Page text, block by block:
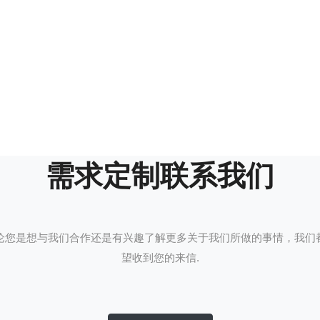
需求定制联系我们
您是想与我们合作还是有兴趣了解更多关于我们所做的事情，我们
望收到您的来信.